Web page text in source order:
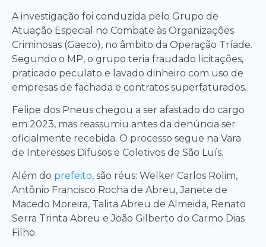
A investigação foi conduzida pelo Grupo de
Atuação Especial no Combate às Organizações
Criminosas (Gaeco), no âmbito da Operação Tríade.
Segundo o MP, o grupo teria fraudado licitações,
praticado peculato e lavado dinheiro com uso de
empresas de fachada e contratos superfaturados.
Felipe dos Pneus chegou a ser afastado do cargo
em 2023, mas reassumiu antes da denúncia ser
oficialmente recebida. O processo segue na Vara
de Interesses Difusos e Coletivos de São Luís.
Além do prefeito, são réus: Welker Carlos Rolim,
Antônio Francisco Rocha de Abreu, Janete de
Macedo Moreira, Talita Abreu de Almeida, Renato
Serra Trinta Abreu e João Gilberto do Carmo Dias
Filho.